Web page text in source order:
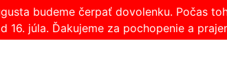
budeme čerpať dovolenku. Počas
16. júla. Ďakujeme za pochopenie a